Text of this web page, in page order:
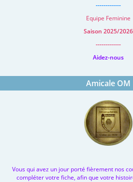
-------------
Equipe Feminine
Saison 2025/2026
-------------
Aidez-nous
Amicale OM
Vous qui avez un jour porté fièrement nos
compléter votre fiche, afin que votre